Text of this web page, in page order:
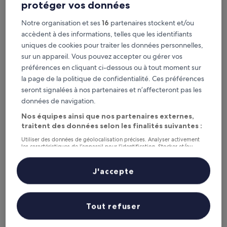
Maison Albar - Le Victoria
Maison Albar - Le Victoria
Hébergement
5.0 étoiles
Carré d'Or, à 3 km de : Arrêt de tram Sainte-Hélène
sur
10,
Exceptionnel,
(78 avis)
9,8/10 Exceptionnel (78 avis)
Le
nouveau
de
728 €
728 €
taxes et frais compris
Arome Hôtel
protéger vos données
Notre organisation et ses16 partenaires stockent et/ou
accèdent à des informations, telles que les identifiants
uniques de cookies pour traiter les données personnelles,
sur un appareil. Vous pouvez accepter ou gérer vos
préférences en cliquant ci-dessous ou à tout moment sur
la page de la politique de confidentialité. Ces préférences
seront signalées à nos partenaires et n’affecteront pas les
données de navigation.
Nos équipes ainsi que nos partenaires externes,
traitent des données selon les finalités suivantes :
Utiliser des données de géolocalisation précises. Analyser activement
les caractéristiques de l’appareil pour l’identification. Stocker et/ou
personnalisés, mesure de performance des publicités et du contenu,
études d’audience et développement de services.
Liste de nos partenaires (fournisseurs)
Tout refuser
J'accepte